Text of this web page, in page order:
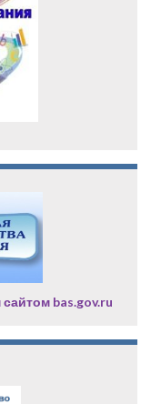
bas.gov.ru